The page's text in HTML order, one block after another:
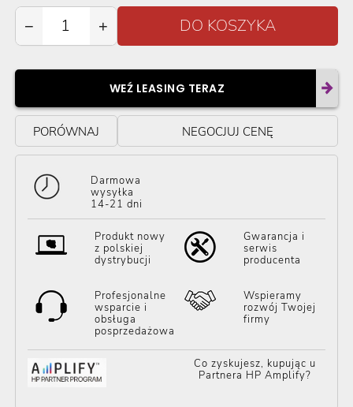
− +
WEŹ LEASING TERAZ
PORÓWNAJ NEGOCJUJ CENĘ
Darmowa
wysyłka
14-21 dni
Produkt nowy
z polskiej
dystrybucji
Gwarancja i
serwis
producenta
Profesjonalne
wsparcie i
obsługa
posprzedażowa
Wspieramy
rozwój Twojej
firmy
Co zyskujesz, kupując u
Partnera HP Amplify?